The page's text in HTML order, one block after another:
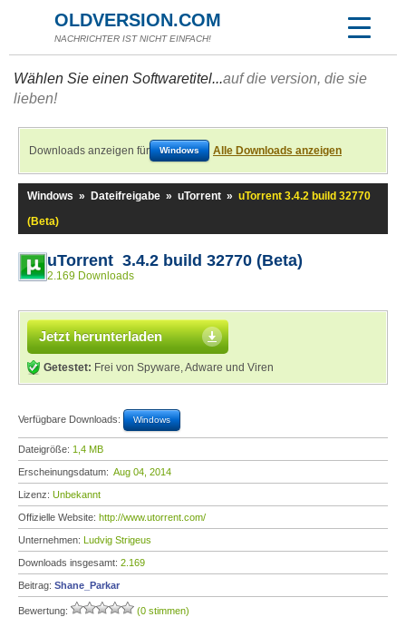
OLDVERSION.COM
NACHRICHTER IST NICHT EINFACH!
Wählen Sie einen Softwaretitel...auf die version, die sie
lieben!
Downloads anzeigen für Windows Alle Downloads anzeigen
Windows » Dateifreigabe » uTorrent » uTorrent 3.4.2 build 32770
(Beta)
uTorrent 3.4.2 build 32770 (Beta)
2.169 Downloads
Jetzt herunterladen
Getestet: Frei von Spyware, Adware und Viren
Verfügbare Downloads: Windows
Dateigröße: 1,4 MB
Erscheinungsdatum: Aug 04, 2014
Lizenz: Unbekannt
Offizielle Website: http://www.utorrent.com/
Unternehmen: Ludvig Strigeus
Downloads insgesamt: 2.169
Beitrag: Shane_Parkar
Bewertung: (0 stimmen)